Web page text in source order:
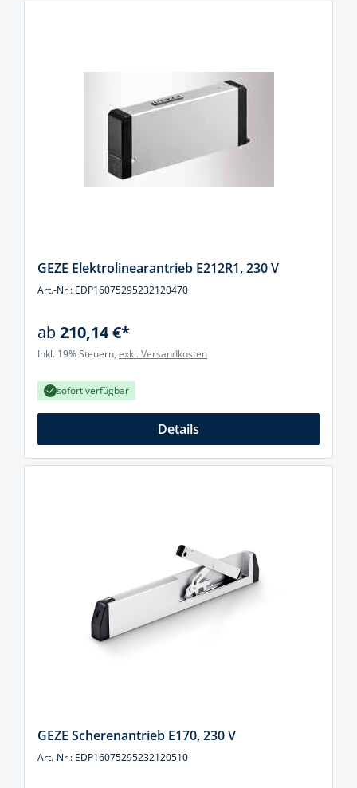
GEZE Elektrolinearantrieb E212R1, 230 V
Art.-Nr.: EDP16075295232120470
ab210,14 €*
Inkl. 19% Steuern, exkl. Versandkosten
sofort verfügbar
Details
GEZE Scherenantrieb E170, 230 V
Art.-Nr.: EDP16075295232120510